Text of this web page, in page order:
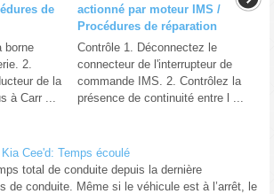
de
borne
2.
de la
à Carr ...
actionné par moteur IMS /
Procédures de réparation
Contrôle 1. Déconnectez le
connecteur de l'interrupteur de
commande IMS. 2. Contrôlez la
présence de continuité entre l ...
Cee'd: Temps écoulé
total de conduite depuis la dernière
de conduite. Même si le véhicule est à l’arrêt, le